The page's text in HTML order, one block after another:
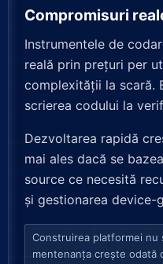
Compromisuri
Instrumentele de
reală prin prețuri per
complexității la scară.
scrierea codului la
Dezvoltarea rapidă
mai ales dacă se
source ce necesită
și gestionarea device-
Construirea platformei
mentenanța crește odată